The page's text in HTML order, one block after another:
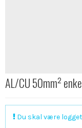
AL/CU 50mm²
Du skal være